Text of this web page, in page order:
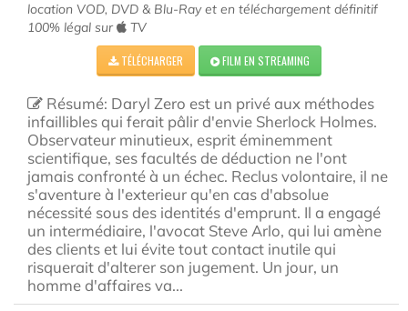
location VOD, DVD & Blu-Ray et en téléchargement définitif
100% légal sur
TV
TÉLÉCHARGER FILM EN STREAMING
Résumé: Daryl Zero est un privé aux méthodes
infaillibles qui ferait pâlir d'envie Sherlock Holmes.
Observateur minutieux, esprit éminemment
scientifique, ses facultés de déduction ne l'ont
jamais confronté à un échec. Reclus volontaire, il ne
s'aventure à l'exterieur qu'en cas d'absolue
nécessité sous des identités d'emprunt. Il a engagé
un intermédiaire, l'avocat Steve Arlo, qui lui amène
des clients et lui évite tout contact inutile qui
risquerait d'alterer son jugement. Un jour, un
homme d'affaires va...